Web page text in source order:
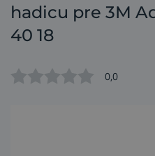
hadicu pre 3M
40 18
0,0